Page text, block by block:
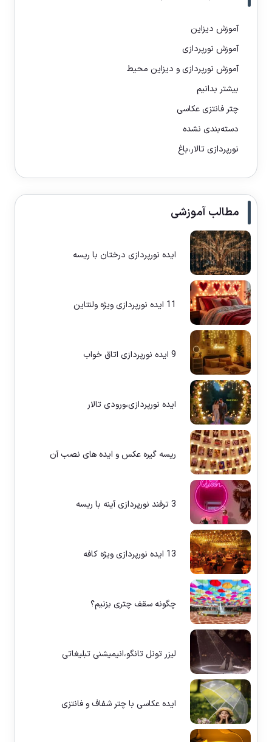
آموزش دیزاین
آموزش نورپردازی
آموزش نورپردازی و دیزاین محیط
بیشتر بدانیم
چتر فانتزی عکاسی
دسته‌بندی نشده
نورپردازی تالار،باغ
مطالب آموزشی
ایده نورپردازی درختان با ریسه
11 ایده نورپردازی ویژه ولنتاین
9 ایده نورپردازی اتاق خواب
ایده نورپردازی،ورودی تالار
ریسه گیره عکس و ایده های نصب آن
3 ترفند نورپردازی آینه با ریسه
13 ایده نورپردازی ویژه کافه
چگونه سقف چتری بزنیم؟
لیزر تونل تانگو،انیمیشنی تبلیغاتی
ایده عکاسی با چتر شفاف و فانتزی